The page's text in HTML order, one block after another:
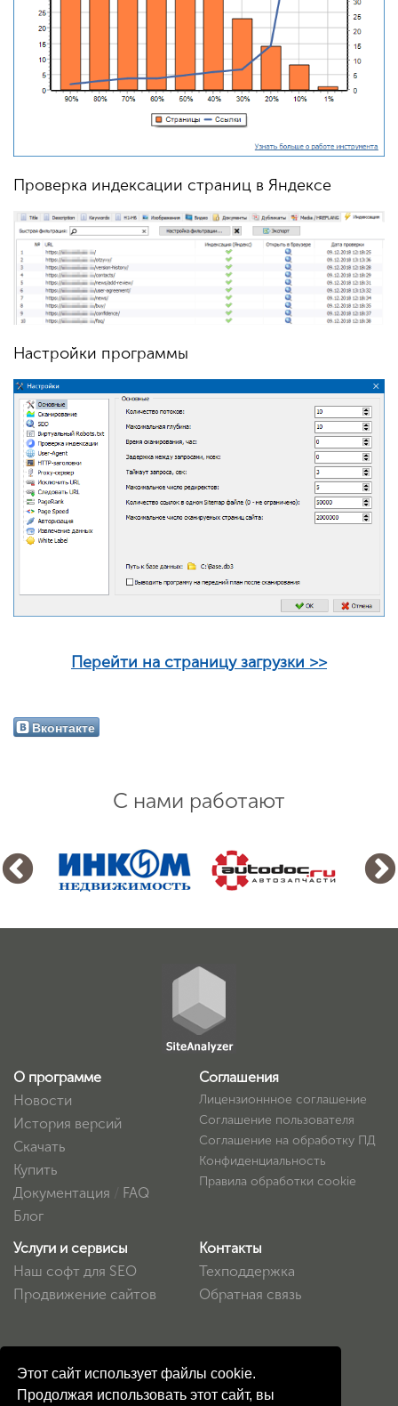
Этот сайт использует файлы cookie.
Продолжая использовать этот сайт, вы
Проверка индексации страниц в Яндексе
Настройки программы
Перейти на страницу загрузки >>
Вконтакте
С нами работают
О программе
Новости
История версий
Скачать
Купить
Документация
FAQ
Блог
Соглашения
Лицензионнное соглашение
Соглашение пользователя
Соглашение на обработку ПД
Конфиденциальность
Правила обработки cookie
Услуги и сервисы
Наш софт для SEO
Продвижение сайтов
Контакты
Техподдержка
Обратная связь